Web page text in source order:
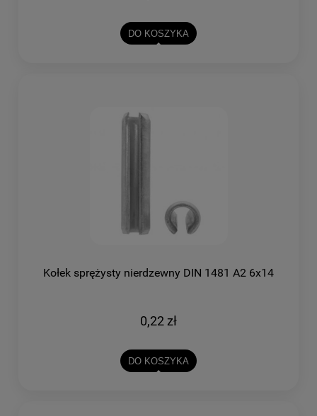
DO KOSZYKA
Kołek sprężysty nierdzewny DIN 1481 A2 6x14
0,22 zł
DO KOSZYKA